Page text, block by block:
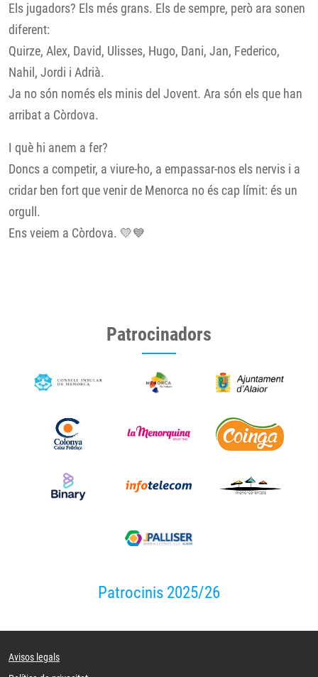
Els jugadors? Els més grans. Els de sempre, però ara sonen
diferent:
Quirze, Alex, David, Ulisses, Hugo, Dani, Jan, Federico,
Nahil, Jordi i Adrià.
Ja no són només els minis del Jovent. Ara són els que han
arribat a Còrdova.
I què hi anem a fer?
Doncs a competir, a viure-ho, a empassar-nos els nervis i a
cridar ben fort que venir de Menorca no és cap límit: és un
orgull.
Ens veiem a Còrdova. 💛💙
Patrocinadors
Patrocinis 2025/26
Avisos legals